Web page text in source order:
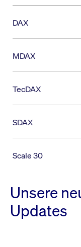
DAX
MDAX
TecDAX
SDAX
Scale 30
Unsere
Updates